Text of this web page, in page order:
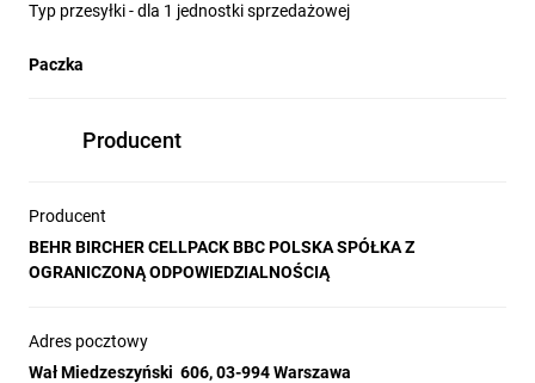
Typ przesyłki - dla 1 jednostki sprzedażowej
Paczka
Producent
Producent
BEHR BIRCHER CELLPACK BBC POLSKA SPÓŁKA Z
OGRANICZONĄ ODPOWIEDZIALNOŚCIĄ
Adres pocztowy
Wał Miedzeszyński 606, 03-994 Warszawa